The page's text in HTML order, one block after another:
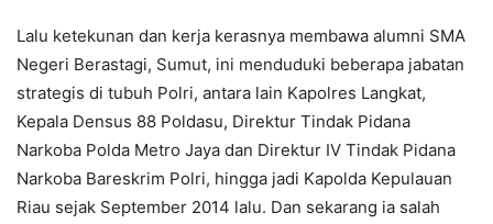
Lalu ketekunan dan kerja kerasnya membawa alumni SMA
Negeri Berastagi, Sumut, ini menduduki beberapa jabatan
strategis di tubuh Polri, antara lain Kapolres Langkat,
Kepala Densus 88 Poldasu, Direktur Tindak Pidana
Narkoba Polda Metro Jaya dan Direktur IV Tindak Pidana
Narkoba Bareskrim Polri, hingga jadi Kapolda Kepulauan
Riau sejak September 2014 lalu. Dan sekarang ia salah